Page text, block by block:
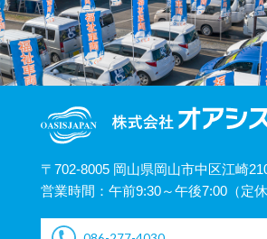
〒702-8005 岡山県岡山市中区江崎
営業時間：午前9:30～午後7:00（定休